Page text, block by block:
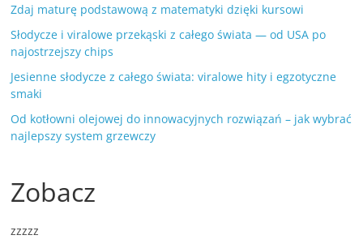
Zdaj maturę podstawową z matematyki dzięki kursowi
Słodycze i viralowe przekąski z całego świata — od USA po
najostrzejszy chips
Jesienne słodycze z całego świata: viralowe hity i egzotyczne
smaki
Od kotłowni olejowej do innowacyjnych rozwiązań – jak wybrać
najlepszy system grzewczy
Zobacz
zzzzz